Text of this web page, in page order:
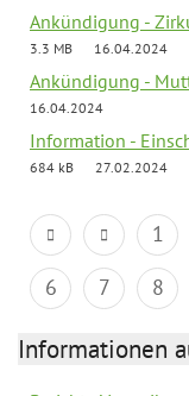
Ankündigung -
3.3 MB
16.04.2024
Ankündigung -
16.04.2024
Information -
684 kB
27.02.2024
1
6
7 8
Informationen